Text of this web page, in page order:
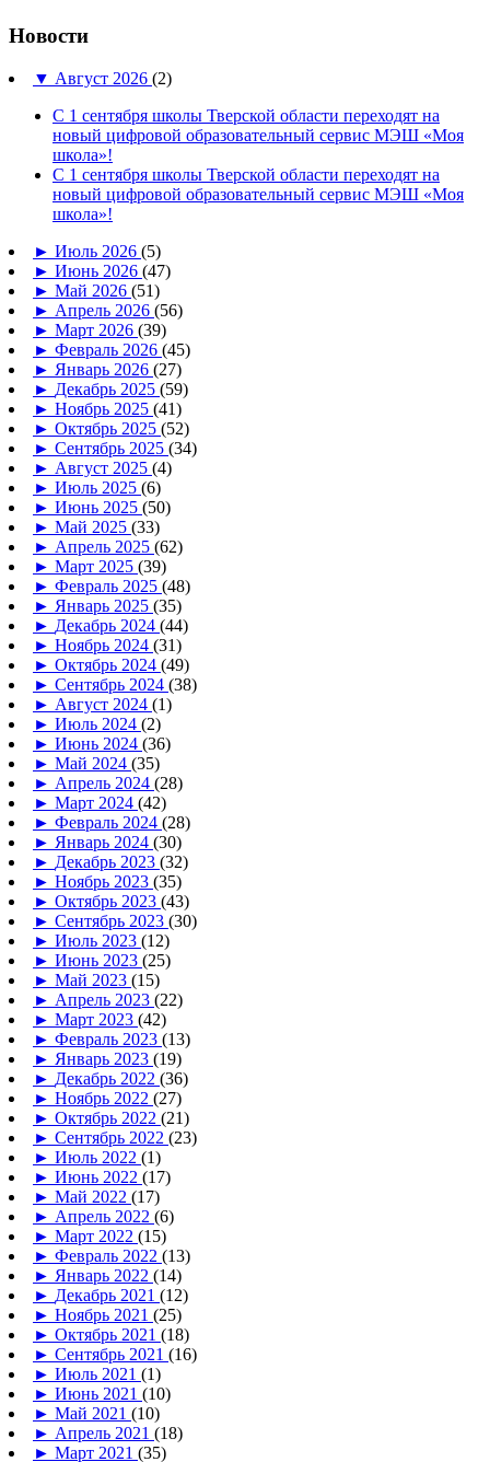
Новости
▼ Август 2026 (2)
С 1 сентября школы Тверской области переходят на
новый цифровой образовательный сервис МЭШ «Моя
школа»!
С 1 сентября школы Тверской области переходят на
новый цифровой образовательный сервис МЭШ «Моя
школа»!
► Июль 2026 (5)
► Июнь 2026 (47)
► Май 2026 (51)
► Апрель 2026 (56)
► Март 2026 (39)
► Февраль 2026 (45)
► Январь 2026 (27)
► Декабрь 2025 (59)
► Ноябрь 2025 (41)
► Октябрь 2025 (52)
► Сентябрь 2025 (34)
► Август 2025 (4)
► Июль 2025 (6)
► Июнь 2025 (50)
► Май 2025 (33)
► Апрель 2025 (62)
► Март 2025 (39)
► Февраль 2025 (48)
► Январь 2025 (35)
► Декабрь 2024 (44)
► Ноябрь 2024 (31)
► Октябрь 2024 (49)
► Сентябрь 2024 (38)
► Август 2024 (1)
► Июль 2024 (2)
► Июнь 2024 (36)
► Май 2024 (35)
► Апрель 2024 (28)
► Март 2024 (42)
► Февраль 2024 (28)
► Январь 2024 (30)
► Декабрь 2023 (32)
► Ноябрь 2023 (35)
► Октябрь 2023 (43)
► Сентябрь 2023 (30)
► Июль 2023 (12)
► Июнь 2023 (25)
► Май 2023 (15)
► Апрель 2023 (22)
► Март 2023 (42)
► Февраль 2023 (13)
► Январь 2023 (19)
► Декабрь 2022 (36)
► Ноябрь 2022 (27)
► Октябрь 2022 (21)
► Сентябрь 2022 (23)
► Июль 2022 (1)
► Июнь 2022 (17)
► Май 2022 (17)
► Апрель 2022 (6)
► Март 2022 (15)
► Февраль 2022 (13)
► Январь 2022 (14)
► Декабрь 2021 (12)
► Ноябрь 2021 (25)
► Октябрь 2021 (18)
► Сентябрь 2021 (16)
► Июль 2021 (1)
► Июнь 2021 (10)
► Май 2021 (10)
► Апрель 2021 (18)
► Март 2021 (35)